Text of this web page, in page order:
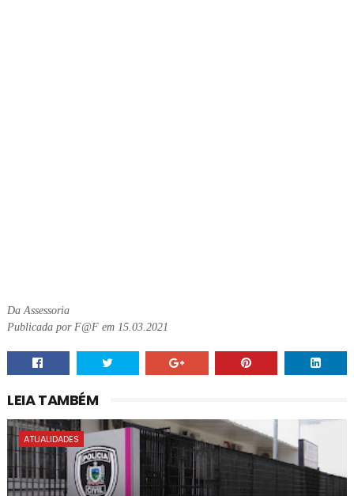
Da Assessoria
Publicada por F@F em 15.03.2021
LEIA TAMBÉM
ATUALIDADES